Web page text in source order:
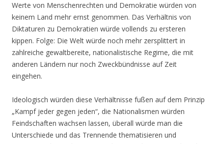
Werte von Menschenrechten und Demokratie würden von
keinem Land mehr ernst genommen. Das Verhältnis von
Diktaturen zu Demokratien würde vollends zu ersteren
kippen. Folge: Die Welt würde noch mehr zersplittert in
zahlreiche gewaltbereite, nationalistische Regime, die mit
anderen Ländern nur noch Zweckbündnisse auf Zeit
eingehen.
Ideologisch würden diese Verhältnisse fußen auf dem Prinzip
„Kampf jeder gegen jeden“, die Nationalismen würden
Feindschaften wachsen lassen, überall würde man die
Unterschiede und das Trennende thematisieren und